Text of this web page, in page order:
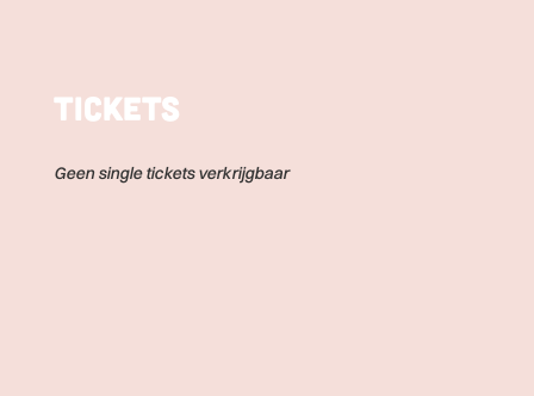
Tickets
Geen single tickets verkrijgbaar